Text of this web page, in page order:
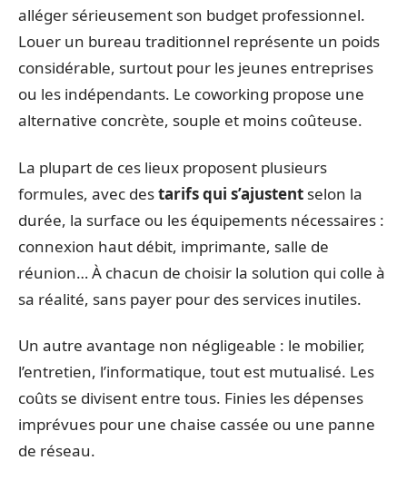
alléger sérieusement son budget professionnel.
Louer un bureau traditionnel représente un poids
considérable, surtout pour les jeunes entreprises
ou les indépendants. Le coworking propose une
alternative concrète, souple et moins coûteuse.
La plupart de ces lieux proposent plusieurs
formules, avec destarifs qui s’ajustent selon la
durée, la surface ou les équipements nécessaires :
connexion haut débit, imprimante, salle de
réunion… À chacun de choisir la solution qui colle à
sa réalité, sans payer pour des services inutiles.
Un autre avantage non négligeable : le mobilier,
l’entretien, l’informatique, tout est mutualisé. Les
coûts se divisent entre tous. Finies les dépenses
imprévues pour une chaise cassée ou une panne
de réseau.